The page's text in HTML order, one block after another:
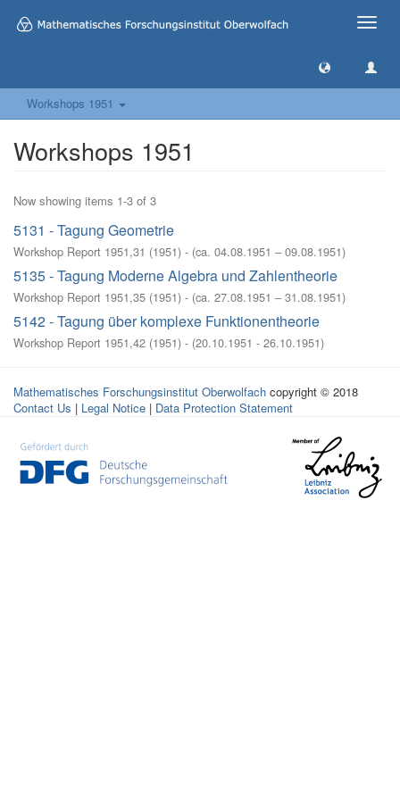
Toggle
Workshops 1951
Workshops 1951
Now showing items 1-3 of 3
5131 - Tagung Geometrie
Workshop Report 1951,31 (1951) - (ca. 04.08.1951 – 09.08.1951)
5135 - Tagung Moderne Algebra und Zahlentheorie
Workshop Report 1951,35 (1951) - (ca. 27.08.1951 – 31.08.1951)
5142 - Tagung über komplexe Funktionentheorie
Workshop Report 1951,42 (1951) - (20.10.1951 - 26.10.1951)
Mathematisches Forschungsinstitut Oberwolfach copyright © 2018
Contact Us | Legal Notice | Data Protection Statement